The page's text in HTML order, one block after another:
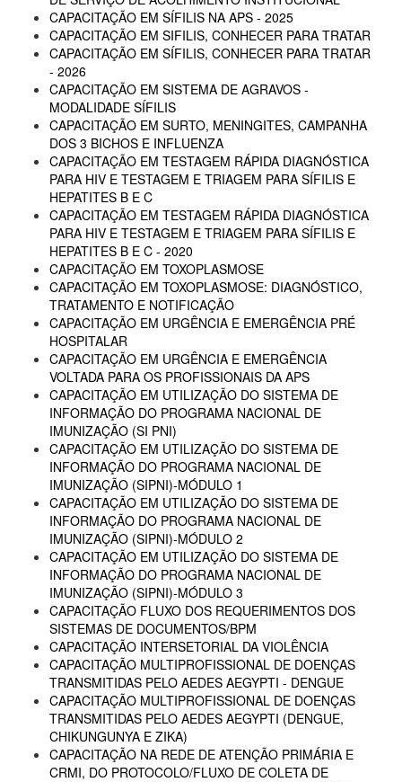
CAPACITAÇÃO EM SÍFILIS NA APS - 2025
CAPACITAÇÃO EM SIFILIS, CONHECER PARA TRATAR
CAPACITAÇÃO EM SÍFILIS, CONHECER PARA TRATAR
- 2026
CAPACITAÇÃO EM SISTEMA DE AGRAVOS -
MODALIDADE SÍFILIS
CAPACITAÇÃO EM SURTO, MENINGITES, CAMPANHA
DOS 3 BICHOS E INFLUENZA
CAPACITAÇÃO EM TESTAGEM RÁPIDA DIAGNÓSTICA
PARA HIV E TESTAGEM E TRIAGEM PARA SÍFILIS E
HEPATITES B E C
CAPACITAÇÃO EM TESTAGEM RÁPIDA DIAGNÓSTICA
PARA HIV E TESTAGEM E TRIAGEM PARA SÍFILIS E
HEPATITES B E C - 2020
CAPACITAÇÃO EM TOXOPLASMOSE
CAPACITAÇÃO EM TOXOPLASMOSE: DIAGNÓSTICO,
TRATAMENTO E NOTIFICAÇÃO
CAPACITAÇÃO EM URGÊNCIA E EMERGÊNCIA PRÉ
HOSPITALAR
CAPACITAÇÃO EM URGÊNCIA E EMERGÊNCIA
VOLTADA PARA OS PROFISSIONAIS DA APS
CAPACITAÇÃO EM UTILIZAÇÃO DO SISTEMA DE
INFORMAÇÃO DO PROGRAMA NACIONAL DE
IMUNIZAÇÃO (SI PNI)
CAPACITAÇÃO EM UTILIZAÇÃO DO SISTEMA DE
INFORMAÇÃO DO PROGRAMA NACIONAL DE
IMUNIZAÇÃO (SIPNI)-MÓDULO 1
CAPACITAÇÃO EM UTILIZAÇÃO DO SISTEMA DE
INFORMAÇÃO DO PROGRAMA NACIONAL DE
IMUNIZAÇÃO (SIPNI)-MÓDULO 2
CAPACITAÇÃO EM UTILIZAÇÃO DO SISTEMA DE
INFORMAÇÃO DO PROGRAMA NACIONAL DE
IMUNIZAÇÃO (SIPNI)-MÓDULO 3
CAPACITAÇÃO FLUXO DOS REQUERIMENTOS DOS
SISTEMAS DE DOCUMENTOS/BPM
CAPACITAÇÃO INTERSETORIAL DA VIOLÊNCIA
CAPACITAÇÃO MULTIPROFISSIONAL DE DOENÇAS
TRANSMITIDAS PELO AEDES AEGYPTI - DENGUE
CAPACITAÇÃO MULTIPROFISSIONAL DE DOENÇAS
TRANSMITIDAS PELO AEDES AEGYPTI (DENGUE,
CHIKUNGUNYA E ZIKA)
CAPACITAÇÃO NA REDE DE ATENÇÃO PRIMÁRIA E
CRMI, DO PROTOCOLO/FLUXO DE COLETA DE